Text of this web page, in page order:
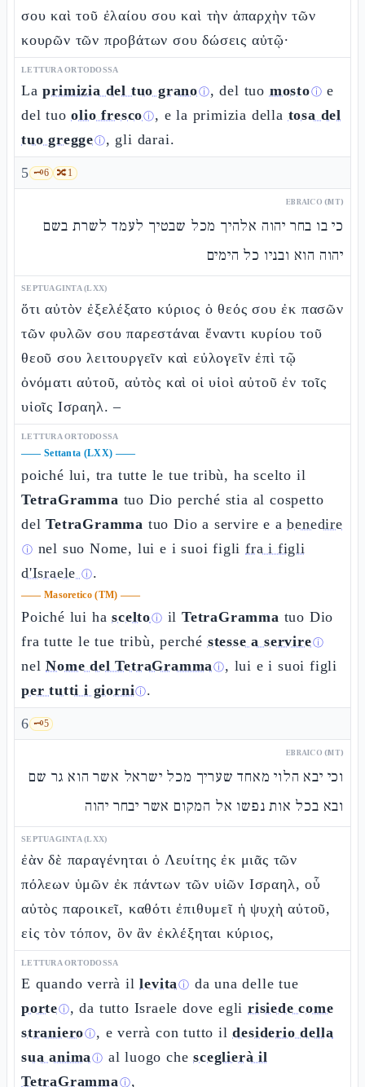
σου καὶ τοῦ ἐλαίου σου καὶ τὴν ἀπαρχὴν τῶν
κουρῶν τῶν προβάτων σου δώσεις αὐτῷ·
LETTURA ORTODOSSA
Laprimizia del tuo granoⓘ, del tuo mostoⓘ e
del tuoolio frescoⓘ, e la primizia della tosa del
tuo greggeⓘ, gli darai.
5 🗝️6 🔀1
EBRAICO (MT)
כי בו בחר יהוה אלהיך מכל שבטיך לעמד לשרת בשם
יהוה הוא ובניו כל הימים
SEPTUAGINTA (LXX)
ὅτι αὐτὸν ἐξελέξατο κύριος ὁ θεός σου ἐκ πασῶν
τῶν φυλῶν σου παρεστάναι ἔναντι κυρίου τοῦ
θεοῦ σου λειτουργεῖν καὶ εὐλογεῖν ἐπὶ τῷ
ὀνόματι αὐτοῦ, αὐτὸς καὶ οἱ υἱοὶ αὐτοῦ ἐν τοῖς
υἱοῖς Ισραηλ. –
LETTURA ORTODOSSA
—— Settanta (LXX) ——
poiché lui, tra tutte le tue tribù, ha scelto il
TetraGramma tuo Dio perché stia al cospetto
delTetraGramma tuo Dio a servire e abenedire
ⓘ nel suo Nome, lui e i suoi figlifra i figli
d'Israele ⓘ.
—— Masoretico (TM) ——
Poiché lui hasceltoⓘ ilTetraGramma tuo Dio
fra tutte le tue tribù, perché stesse a servireⓘ
nelNome del TetraGrammaⓘ, lui e i suoi figli
per tutti i giorniⓘ.
6 🗝️5
EBRAICO (MT)
וכי יבא הלוי מאחד שעריך מכל ישראל אשר הוא גר שם
ובא בכל אות נפשו אל המקום אשר יבחר יהוה
SEPTUAGINTA (LXX)
ἐὰν δὲ παραγένηται ὁ Λευίτης ἐκ μιᾶς τῶν
πόλεων ὑμῶν ἐκ πάντων τῶν υἱῶν Ισραηλ, οὗ
αὐτὸς παροικεῖ, καθότι ἐπιθυμεῖ ἡ ψυχὴ αὐτοῦ,
εἰς τὸν τόπον, ὃν ἂν ἐκλέξηται κύριος,
LETTURA ORTODOSSA
E quando verrà illevitaⓘ da una delle tue
porteⓘ, da tutto Israele dove eglirisiede come
stranieroⓘ, e verrà con tutto ildesiderio della
sua animaⓘ al luogo chesceglierà il
TetraGrammaⓘ,